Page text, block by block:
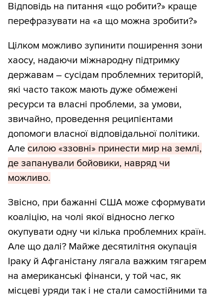
Відповідь на питання «що робити?» краще
перефразувати на «а що можна зробити?»
Цілком можливо зупинити поширення зони
хаосу, надаючи міжнародну підтримку
державам – сусідам проблемних територій,
які часто також мають дуже обмежені
ресурси та власні проблеми, за умови,
звичайно, проведення реципієнтами
допомоги власної відповідальної політики.
Але силою «ззовні» принести мир на землі,
де запанували бойовики, навряд чи
можливо.
Звісно, при бажанні США може сформувати
коаліцію, на чолі якої відносно легко
окупувати одну чи кілька проблемних країн.
Але що далі? Майже десятилітня окупація
Іраку й Афганістану лягала важким тягарем
на американські фінанси, у той час, як
місцеві уряди так і не стали самостійними та